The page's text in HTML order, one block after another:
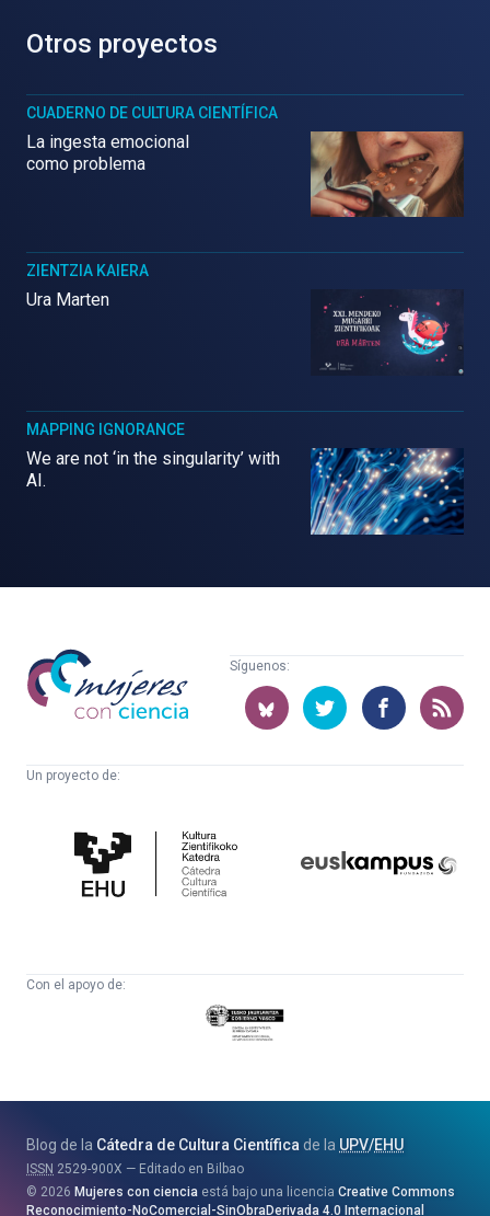
Otros proyectos
CUADERNO DE CULTURA CIENTÍFICA
La ingesta emocional
como problema
ZIENTZIA KAIERA
Ura Marten
MAPPING IGNORANCE
We are not ‘in the singularity’ with
AI.
Mujeres
con
ciencia
Síguenos:
Un proyecto de:
Cultura
Científica
Con el apoyo de:
Eusko
Jaurlaritza
eta
Berrikuntza
Saila
Blog de la Cátedra de Cultura Científicade la UPV/EHU
ISSN 2529-900X
Editado en Bilbao
2026 Mujeres con ciencia está bajo una licencia Creative Commons
Reconocimiento-NoComercial-SinObraDerivada 4.0 Internacional